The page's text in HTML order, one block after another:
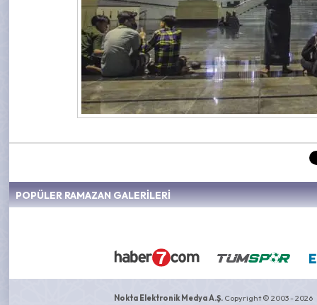
POPÜLER RAMAZAN GALERİLERİ
Nokta Elektronik Medya A.Ş. Copyright © 2003 - 2026